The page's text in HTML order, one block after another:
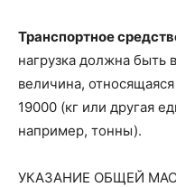
Транспортное
нагрузка должна быть
величина,
19000 (кг или другая
например, тонны).
УКАЗАНИЕ ОБЩЕЙ